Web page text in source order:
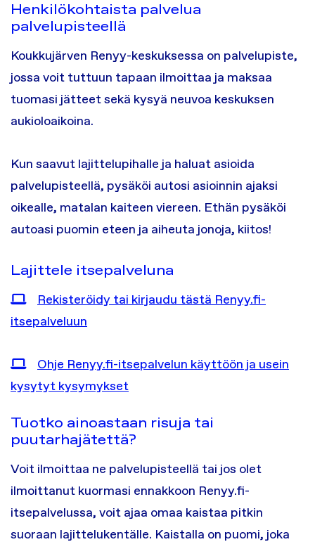
Henkilökohtaista palvelua
palvelupisteellä
Koukkujärven Renyy-keskuksessa on palvelupiste,
jossa voit tuttuun tapaan ilmoittaa ja maksaa
tuomasi jätteet sekä kysyä neuvoa keskuksen
aukioloaikoina.
Kun saavut lajittelupihalle ja haluat asioida
palvelupisteellä, pysäköi autosi asioinnin ajaksi
oikealle, matalan kaiteen viereen. Ethän pysäköi
autoasi puomin eteen ja aiheuta jonoja, kiitos!
Lajittele itsepalveluna
Rekisteröidy tai kirjaudu tästä Renyy.fi-
itsepalveluun
Ohje Renyy.fi-itsepalvelun käyttöön ja usein
kysytyt kysymykset
Tuotko ainoastaan risuja tai
puutarhajätettä?
Voit ilmoittaa ne palvelupisteellä tai jos olet
ilmoittanut kuormasi ennakkoon Renyy.fi-
itsepalvelussa, voit ajaa omaa kaistaa pitkin
suoraan lajittelukentälle. Kaistalla on puomi, joka